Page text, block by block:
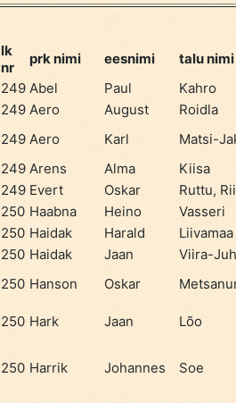
lk
nr
prk nimi eesnimi
talu nimi
249 Abel Paul
Kahro
249 Aero August
Roidla
249 Aero Karl
Matsi-
249 Arens Alma
Kiisa
249 Evert Oskar
Ruttu,
250 Haabna Heino
Vasseri
250 Haidak Harald
Liivamaa
250 Haidak Jaan
Viira-
250 Hanson Oskar
250 Hark Jaan Lõo
250 Harrik Johannes Soe